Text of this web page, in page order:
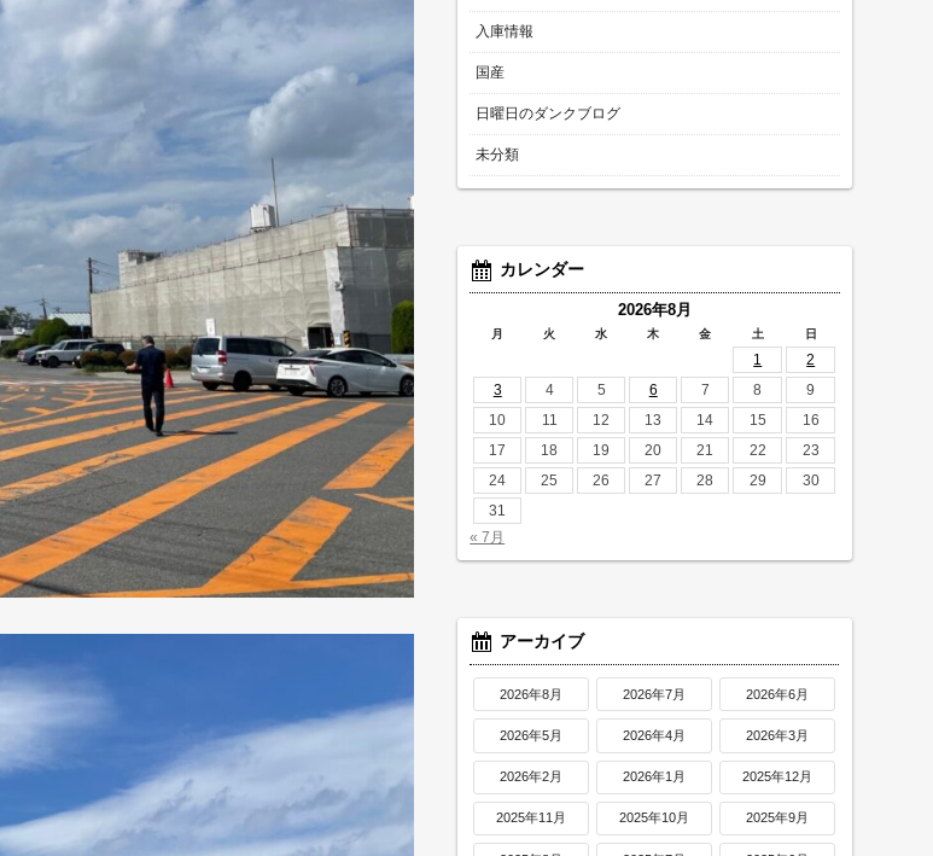
入庫情報
国産
日曜日のダンクブログ
未分類
カレンダー
2026年8月
月 火 水 木 金 土 日
1
2
3
4 5 6 7 8
9
10
11 12 13 14 15
16
17
18 19 20 21 22
23
24
25 26 27 28 29
30
31
« 7月
アーカイブ
2026年8月 2026年7月 2026年6月
2026年5月 2026年4月 2026年3月
2026年2月 2026年1月 2025年12月
2025年11月 2025年10月 2025年9月